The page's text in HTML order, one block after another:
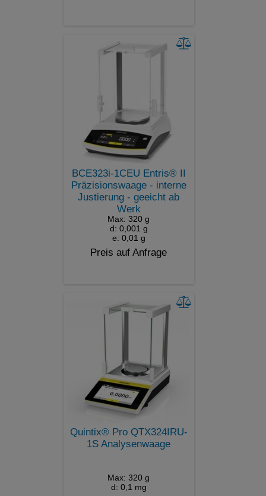
BCE323i-1CEU Entris® II
Präzisionswaage - interne
Justierung - geeicht ab
Werk
Max: 320 g
d: 0,001 g
e: 0,01 g
Preis auf Anfrage
Quintix® Pro QTX324IRU-
1S Analysenwaage
Max: 320 g
d: 0,1 mg